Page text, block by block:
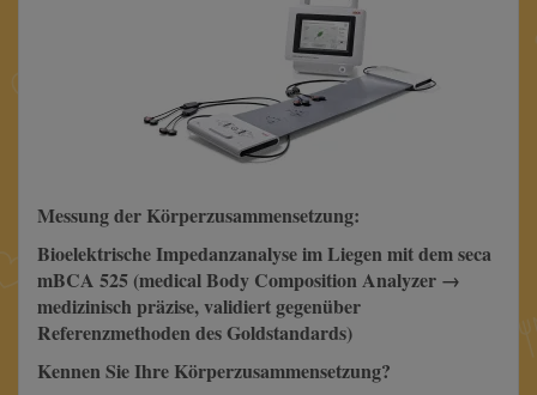
Messung der Körperzusammensetzung:
Bioelektrische Impedanzanalyse im Liegen mit dem seca
mBCA 525 (medical Body Composition Analyzer →
medizinisch präzise, validiert gegenüber
Referenzmethoden des Goldstandards)
Kennen Sie Ihre Körperzusammensetzung?